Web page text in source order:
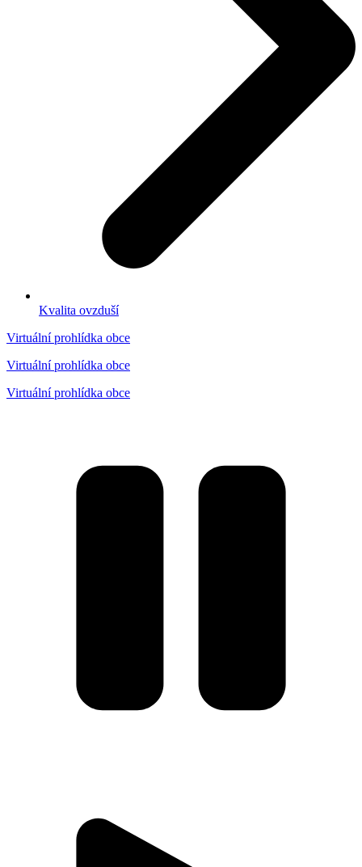
Kvalita ovzduší
Virtuální prohlídka obce
Virtuální prohlídka obce
Virtuální prohlídka obce